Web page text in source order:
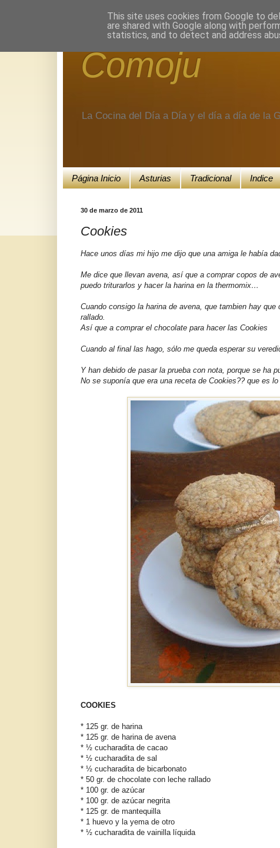
Comoju
La Cocina del Día a Día y el día a día de la
Página Inicio Asturias Tradicional Indice
30 de marzo de 2011
Cookies
Hace unos días mi hijo me dijo que una amiga le había
Me dice que llevan avena, así que a comprar copos de
puedo triturarlos y hacer la harina en la thermomix…
Cuando consigo la harina de avena, que tambien hay
rallado.
Así que a comprar el chocolate para hacer las Cookies
Cuando al final las hago, sólo me queda esperar su
Y han debido de pasar la prueba con nota, porque se
No se suponía que era una receta de Cookies?? que es
COOKIES
* 125 gr. de harina
* 125 gr. de harina de avena
* ½ cucharadita de cacao
* ½ cucharadita de sal
* ½ cucharadita de bicarbonato
* 50 gr. de chocolate con leche rallado
* 100 gr. de azúcar
* 100 gr. de azúcar negrita
* 125 gr. de mantequilla
* 1 huevo y la yema de otro
* ½ cucharadita de vainilla líquida
This site uses cookies from Google to
are shared with Google along with
statistics, and to detect and address